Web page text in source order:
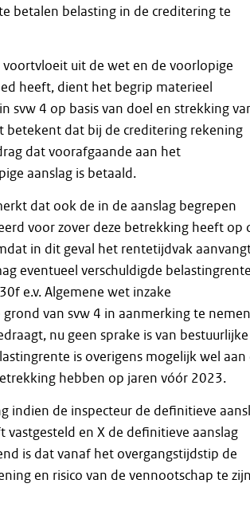
betalen belasting in de creditering te
uit de wet en de voorlopige
heeft, dient het begrip materieel
svw 4 op basis van doel en strekking
betekent dat bij de creditering rekening
dat voorafgaande aan het
aanslag is betaald.
dat ook de in de aanslag begrepen
voor zover deze betrekking heeft op
in dit geval het rentetijdvak
eventueel verschuldigde belastingrente
e.v. Algemene wet inzake
grond van svw 4 in aanmerking te nemen
nu geen sprake is van bestuurlijke
is overigens mogelijk wel aan
hebben op jaren vóór 2023.
indien de inspecteur de definitieve
en X de definitieve aanslag
is dat vanaf het overgangstijdstip de
en risico van de vennootschap te zijn